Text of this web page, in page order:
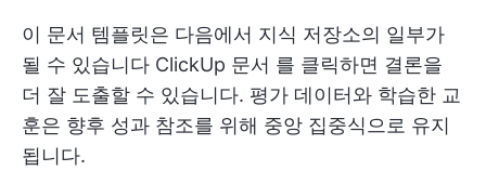
이 문서 템플릿은 다음에서 지식 저장소의 일부가
될 수 있습니다 ClickUp 문서 를 클릭하면 결론을
더 잘 도출할 수 있습니다. 평가 데이터와 학습한 교
훈은 향후 성과 참조를 위해 중앙 집중식으로 유지
됩니다.